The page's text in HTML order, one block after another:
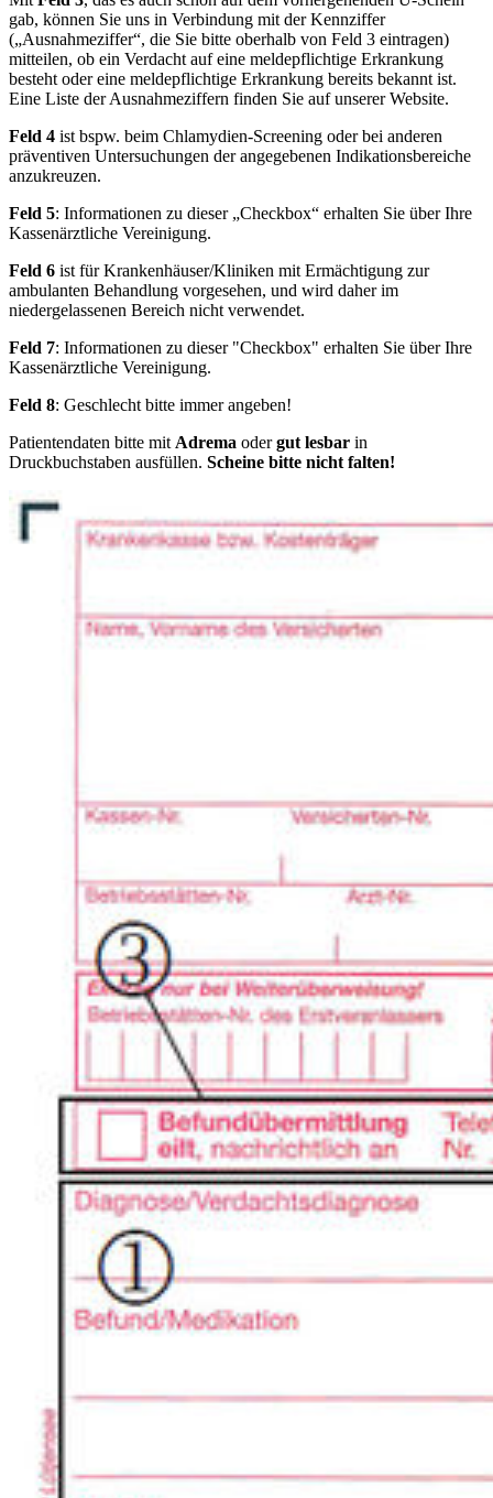
gab, können Sie uns in Verbindung mit der Kennziffer
(„Ausnahmeziffer“, die Sie bitte oberhalb von Feld 3 eintragen)
mitteilen, ob ein Verdacht auf eine meldepflichtige Erkrankung
besteht oder eine meldepflichtige Erkrankung bereits bekannt ist.
Eine Liste der Ausnahmeziffern finden Sie auf unserer Website.
Feld 4 ist bspw. beim Chlamydien-Screening oder bei anderen
präventiven Untersuchungen der angegebenen Indikationsbereiche
anzukreuzen.
Feld 5: Informationen zu dieser „Checkbox“ erhalten Sie über Ihre
Kassenärztliche Vereinigung.
Feld 6 ist für Krankenhäuser/Kliniken mit Ermächtigung zur
ambulanten Behandlung vorgesehen, und wird daher im
niedergelassenen Bereich nicht verwendet.
Feld 7: Informationen zu dieser "Checkbox" erhalten Sie über Ihre
Kassenärztliche Vereinigung.
Feld 8: Geschlecht bitte immer angeben!
Patientendaten bitte mit Adrema odergut lesbar in
Druckbuchstaben ausfüllen. Scheine bitte nicht falten!